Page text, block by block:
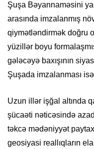
Şuşa Bəyannaməsini
arasında imzalanmış
qiymətləndirmək doğru
yüzillər boyu
gələcəyə baxışının
Şuşada imzalanması
Uzun illər işğal altında
şücaəti nəticəsində
təkcə mədəniyyət
geosiyasi reallıqların